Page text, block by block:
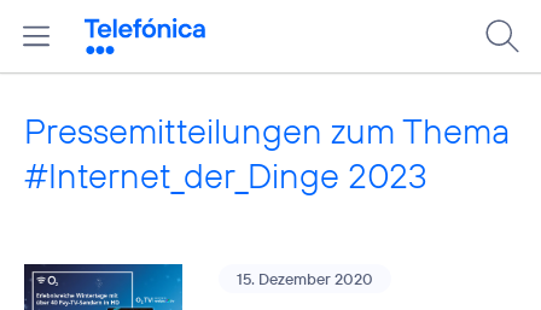
Pressemitteilungen zum Thema
#Internet_der_Dinge 2023
15. Dezember 2020